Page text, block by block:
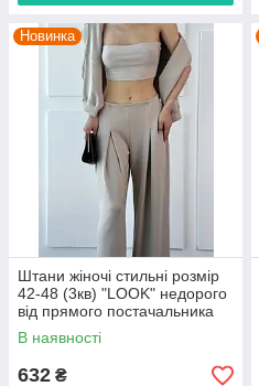
Новинка
Штани жіночі стильні розмір
42-48 (3кв) "LOOK" недорого
від прямого постачальника
В наявності
632 ₴